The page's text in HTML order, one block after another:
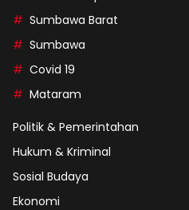
Sumbawa Barat
Sumbawa
Covid 19
Mataram
Politik & Pemerintahan
Hukum & Kriminal
Sosial Budaya
Ekonomi